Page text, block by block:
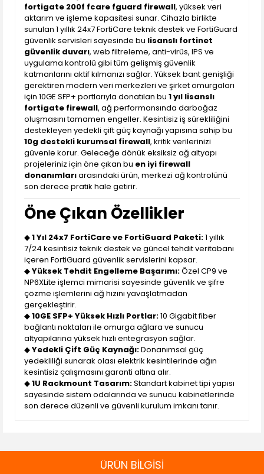
fortigate 200f fcare fguard firewall, yüksek veri
aktarım ve işleme kapasitesi sunar. Cihazla birlikte
sunulan 1 yıllık 24x7 FortiCare teknik destek ve FortiGuard
güvenlik servisleri sayesinde bu lisanslı fortinet
güvenlik duvarı, web filtreleme, anti-virüs, IPS ve
uygulama kontrolü gibi tüm gelişmiş güvenlik
katmanlarını aktif kılmanızı sağlar. Yüksek bant genişliği
gerektiren modern veri merkezleri ve şirket omurgaları
için 10GE SFP+ portlarıyla donatılan bu 1 yıl lisanslı
fortigate firewall, ağ performansında darboğaz
oluşmasını tamamen engeller. Kesintisiz iş sürekliliğini
destekleyen yedekli çift güç kaynağı yapısına sahip bu
10g destekli kurumsal firewall, kritik verilerinizi
güvenle korur. Geleceğe dönük eksiksiz ağ altyapı
projeleriniz için öne çıkan bu en iyi firewall
donanımlarıarasındaki ürün, merkezi ağ kontrolünü
son derece pratik hale getirir.
Öne Çıkan Özellikler
◆1 Yıl 24x7 FortiCare ve FortiGuard Paketi:1 yıllık
7/24 kesintisiz teknik destek ve güncel tehdit veritabanı
içeren FortiGuard güvenlik servislerini kapsar.
◆Yüksek Tehdit Engelleme Başarımı:Özel CP9 ve
NP6XLite işlemci mimarisi sayesinde güvenlik ve şifre
çözme işlemlerini ağ hızını yavaşlatmadan
gerçekleştirir.
◆10GE SFP+ Yüksek Hızlı Portlar:10 Gigabit fiber
bağlantı noktaları ile omurga ağlara ve sunucu
altyapılarına yüksek hızlı entegrasyon sağlar.
◆Yedekli Çift Güç Kaynağı:Donanımsal güç
yedekliliği sunarak olası elektrik kesintilerinde ağın
kesintisiz çalışmasını garanti altına alır.
◆1U Rackmount Tasarım:Standart kabinet tipi yapısı
sayesinde sistem odalarında ve sunucu kabinetlerinde
son derece düzenli ve güvenli kurulum imkanı tanır.
ÜRÜN BİLGİSİ